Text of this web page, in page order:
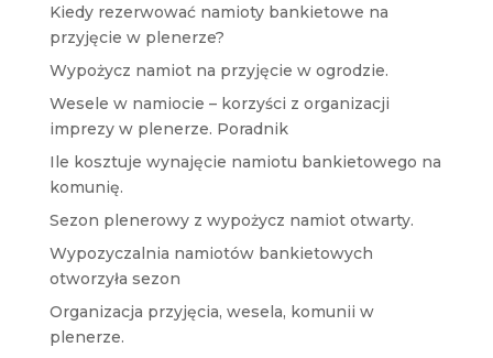
Kiedy rezerwować namioty bankietowe na
przyjęcie w plenerze?
Wypożycz namiot na przyjęcie w ogrodzie.
Wesele w namiocie – korzyści z organizacji
imprezy w plenerze. Poradnik
Ile kosztuje wynajęcie namiotu bankietowego na
komunię.
Sezon plenerowy z wypożycz namiot otwarty.
Wypozyczalnia namiotów bankietowych
otworzyła sezon
Organizacja przyjęcia, wesela, komunii w
plenerze.